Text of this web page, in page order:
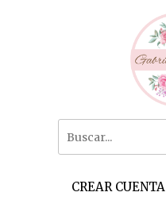
CREAR CUENTA